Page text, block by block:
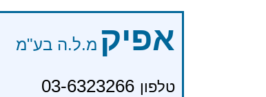
אפיק מ.ל.ה בע"מ
טלפון 03-6323266